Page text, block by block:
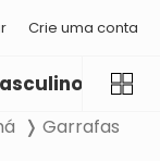
Crie uma conta
Garrafas